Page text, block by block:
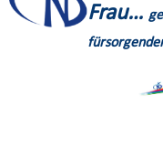
Frau…